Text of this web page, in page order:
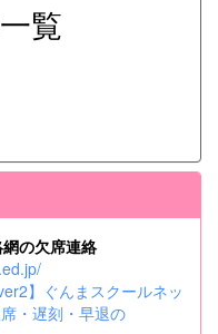
覧
の欠席連絡
】ぐんまスクールネッ
・遅刻・早退の